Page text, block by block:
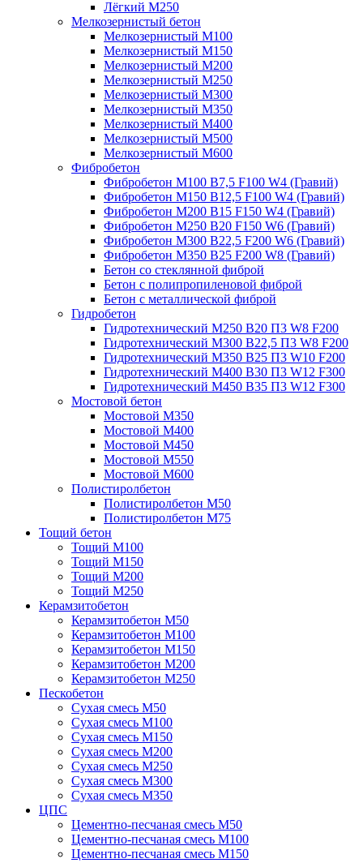
Лёгкий М250
Мелкозернистый бетон
Мелкозернистый М100
Мелкозернистый М150
Мелкозернистый М200
Мелкозернистый М250
Мелкозернистый М300
Мелкозернистый М350
Мелкозернистый М400
Мелкозернистый М500
Мелкозернистый М600
Фибробетон
Фибробетон М100 B7,5 F100 W4 (Гравий)
Фибробетон М150 B12,5 F100 W4 (Гравий)
Фибробетон М200 B15 F150 W4 (Гравий)
Фибробетон М250 B20 F150 W6 (Гравий)
Фибробетон М300 B22,5 F200 W6 (Гравий)
Фибробетон М350 B25 F200 W8 (Гравий)
Бетон со стеклянной фиброй
Бетон с полипропиленовой фиброй
Бетон с металлической фиброй
Гидробетон
Гидротехнический М250 B20 П3 W8 F200
Гидротехнический М300 B22,5 П3 W8 F200
Гидротехнический М350 B25 П3 W10 F200
Гидротехнический М400 B30 П3 W12 F300
Гидротехнический М450 B35 П3 W12 F300
Мостовой бетон
Мостовой М350
Мостовой М400
Мостовой М450
Мостовой М550
Мостовой М600
Полистиролбетон
Полистиролбетон М50
Полистиролбетон М75
Тощий бетон
Тощий М100
Тощий М150
Тощий М200
Тощий М250
Керамзитобетон
Керамзитобетон М50
Керамзитобетон М100
Керамзитобетон М150
Керамзитобетон М200
Керамзитобетон М250
Пескобетон
Сухая смесь М50
Сухая смесь М100
Сухая смесь М150
Сухая смесь М200
Сухая смесь М250
Сухая смесь М300
Сухая смесь М350
ЦПС
Цементно-песчаная смесь М50
Цементно-песчаная смесь М100
Цементно-песчаная смесь М150